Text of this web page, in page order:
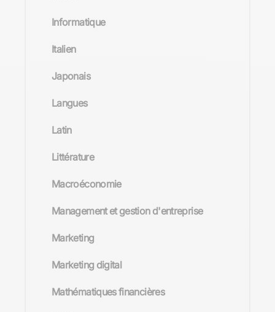
Informatique
Italien
Japonais
Langues
Latin
Littérature
Macroéconomie
Management et gestion d'entreprise
Marketing
Marketing digital
Mathématiques financières